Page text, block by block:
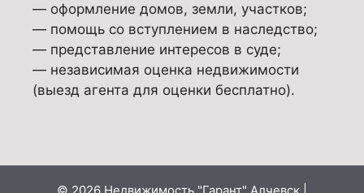
— оформление домов, земли, участков;
— помощь со вступлением в наследство;
— представление интересов в суде;
— независимая оценка недвижимости
(выезд агента для оценки бесплатно).